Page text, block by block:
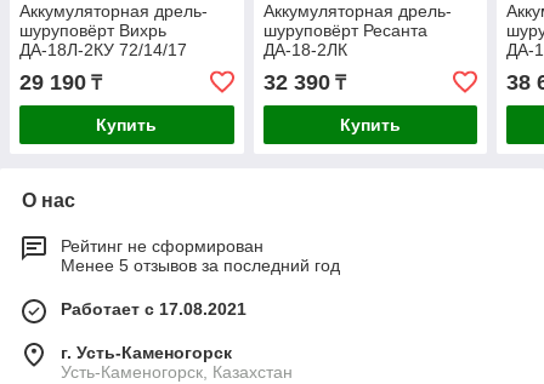
Аккумуляторная дрель-
шуруповёрт Вихрь
ДА-18Л-2КУ 72/14/17
29 190 ₸
Купить
Аккумуляторная дрель-
шуруповёрт Ресанта
ДА-18-2ЛК
32 390₸
Купить
ДА-
38
О нас
Рейтинг не сформирован
Менее 5 отзывов за последний год
Работает с 17.08.2021
г. Усть-Каменогорск
Усть-Каменогорск, Казахстан